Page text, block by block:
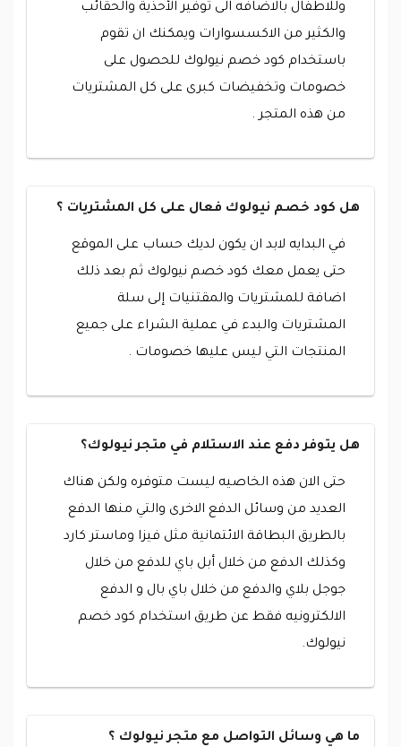
وللاطفال بالاضافه الى توفير الأحذية والحقائب
والكثير من الاكسسوارات ويمكنك ان تقوم
باستخدام كود خصم نيولوك للحصول على
خصومات وتخفيضات كبرى على كل المشتريات
من هذه المتجر .
هل كود خصم نيولوك فعال على كل المشتريات ؟
في البدايه لابد ان يكون لديك حساب على الموقع
حتى يعمل معك كود خصم نيولوك ثم بعد ذلك
اضافة للمشتريات والمقتنيات إلى سلة
المشتريات والبدء في عملية الشراء على جميع
المنتجات التي ليس عليها خصومات .
هل يتوفر دفع عند الاستلام في متجر نيولوك؟
حتى الان هذه الخاصيه ليست متوفره ولكن هناك
العديد من وسائل الدفع الاخرى والتي منها الدفع
بالطريق البطاقة الائتمانية مثل فيزا وماستر كارد
وكذلك الدفع من خلال أبل باي للدفع من خلال
جوجل بلاي والدفع من خلال باي بال و الدفع
الالكترونيه فقط عن طريق استخدام كود خصم
نيولوك.
ما هي وسائل التواصل مع متجر نيولوك ؟